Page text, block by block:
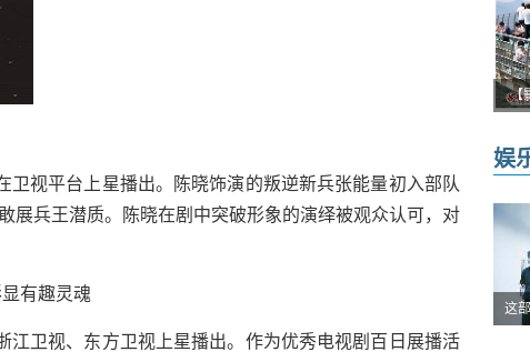
视平台上星播出。陈晓饰演的叛逆新兵张能量初入部队
展兵王潜质。陈晓在剧中突破形象的演绎被观众认可，对
有趣灵魂
卫视、东方卫视上星播出。作为优秀电视剧百日展播活
【
娱
这